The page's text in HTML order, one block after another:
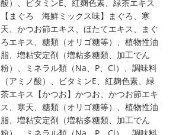
酸）、ビタミンE、紅麹色素、緑茶エキス
【まぐろ 海鮮ミックス味】まぐろ、寒
天、かつお節エキス、ほたてエキス、まぐ
ろエキス、糖類（オリゴ糖等）、植物性油
脂、増粘安定剤（増粘多糖類、加工でん
粉）、ミネラル類（Na、P、Cl）、調味料
（アミノ酸）、ビタミンE、紅麹色素、緑
茶エキス【かつお】かつお、かつお節エキ
ス、寒天、糖類（オリゴ糖等）、植物性油
脂、増粘安定剤（増粘多糖類、加工でん